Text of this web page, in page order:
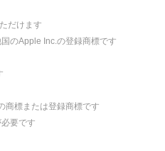
だけます
のApple Inc.の登録商標です
商標または登録商標です
要です